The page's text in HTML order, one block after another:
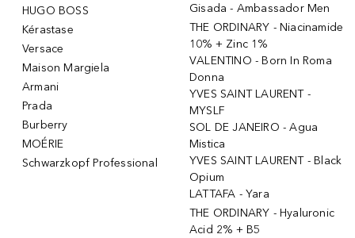
HUGO BOSS
Kérastase
Versace
Maison Margiela
Armani
Prada
Burberry
MOÉRIE
Schwarzkopf Professional
Gisada - Ambassador Men
THE ORDINARY - Niacinamide
10% + Zinc 1%
VALENTINO - Born In Roma
Donna
YVES SAINT LAURENT -
MYSLF
SOL DE JANEIRO - Agua
Mistica
YVES SAINT LAURENT - Black
Opium
LATTAFA - Yara
THE ORDINARY - Hyaluronic
Acid 2% + B5